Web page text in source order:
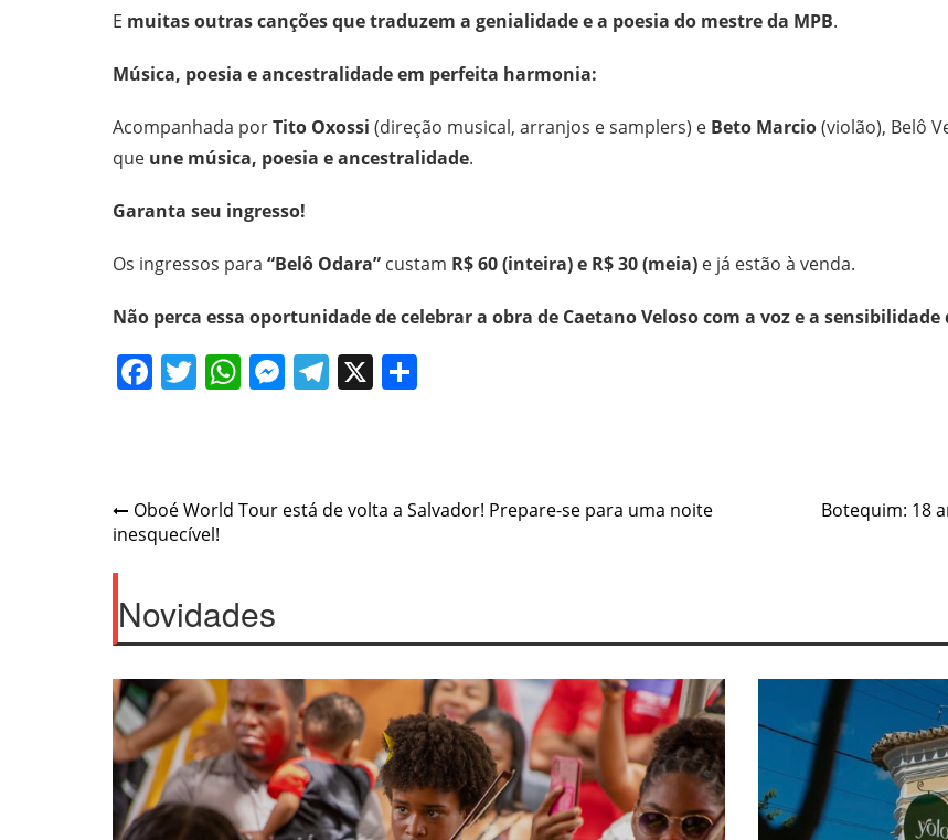
E muitas outras canções que traduzem a genialidade e a poesia do mestre da MPB.
Música, poesia e ancestralidade em perfeita harmonia:
Acompanhada porTito Oxossi (direção musical, arranjos e samplers) e Beto Marcio(violão), Belô
que une música, poesia e ancestralidade.
Garanta seu ingresso!
Os ingressos para “Belô Odara” custam R$ 60 (inteira) e R$ 30 (meia) e já estão à venda.
Não perca essa oportunidade de celebrar a obra de Caetano Veloso com a voz e a sensibilidade
Facebook
Twitter
WhatsApp
Messenger
Telegram
X
Post
navigation
Oboé World Tour está de volta a Salvador! Prepare-se para uma noite
inesquecível!
Botequim: 18
Novidades